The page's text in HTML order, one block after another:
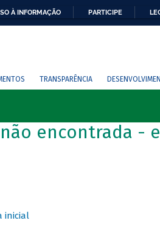
À INFORMAÇÃO PARTICIPE
TRANSPARÊNCIA
não encontrada -
inicial